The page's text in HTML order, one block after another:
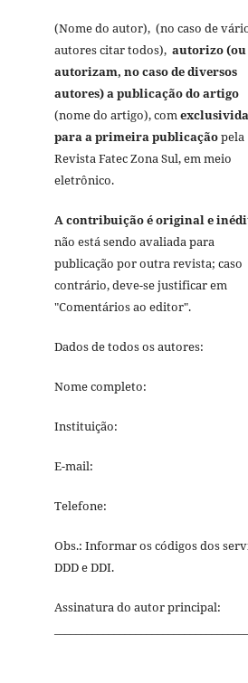
(Nome do autor), (no caso de
autores citar todos), autorizo (ou
autorizam, no caso de diversos
autores) a publicação do artigo
(nome do artigo), com
para a primeira publicaçãopela
Revista Fatec Zona Sul, em meio
eletrônico.
A contribuição é original e
não está sendo avaliada para
publicação por outra revista; caso
contrário, deve-se justificar em
"Comentários ao editor".
Dados de todos os autores:
Nome completo:
Instituição:
E-mail:
Telefone:
Obs.: Informar os códigos dos
DDD e DDI.
Assinatura do autor principal: